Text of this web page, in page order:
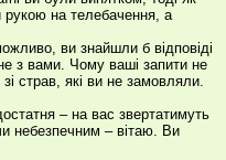
на телебачення, а
ви знайшли б відповіді
з вами. Чому ваші запити не
страв, які ви не замовляли.
– на вас звертатимуть
небезпечним – вітаю. Ви